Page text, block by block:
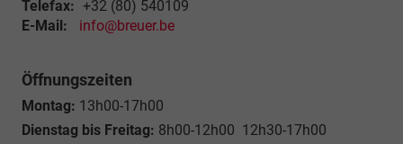
Telefax: +32 (80) 540109
E-Mail:
info@breuer.be
Öffnungszeiten
Montag: 13h00-17h00
Dienstag bis Freitag: 8h00-12h00 12h30-17h00